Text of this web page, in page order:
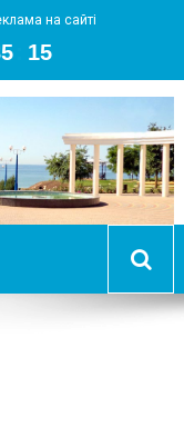
на сайті
16
Южный